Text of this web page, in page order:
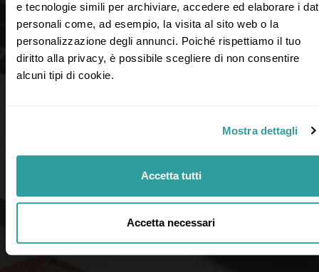
e tecnologie simili per archiviare, accedere ed elaborare i
personali come, ad esempio, la visita al sito web o la
personalizzazione degli annunci. Poiché rispettiamo il tuo
diritto alla privacy, è possibile scegliere di non consentire
alcuni tipi di cookie.
Mostra dettagli
Accetta tutti
Accetta necessari
Documenti importanti
Iscriviti alla newsletter
Sostenibilità